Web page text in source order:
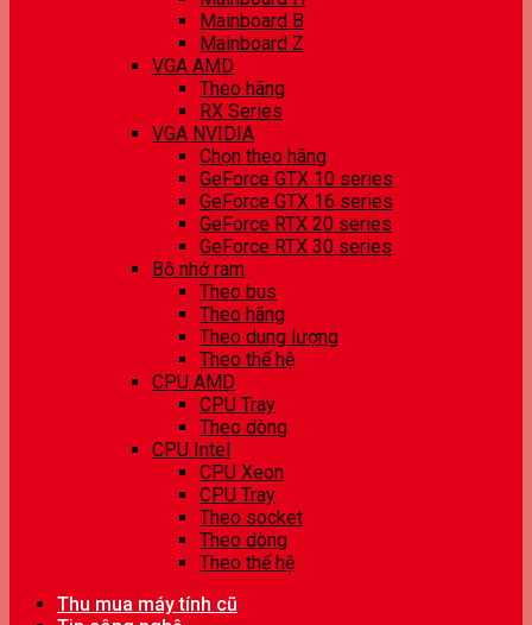
Mainboard B
Mainboard Z
VGA AMD
Theo hãng
RX Series
VGA NVIDIA
Chọn theo hãng
GeForce GTX 10 series
GeForce GTX 16 series
GeForce RTX 20 series
GeForce RTX 30 series
Bộ nhớ ram
Theo bus
Theo hãng
Theo dung lượng
Theo thế hệ
CPU AMD
CPU Tray
Theo dòng
CPU Intel
CPU Xeon
CPU Tray
Theo socket
Theo dòng
Theo thế hệ
Thu mua máy tính cũ